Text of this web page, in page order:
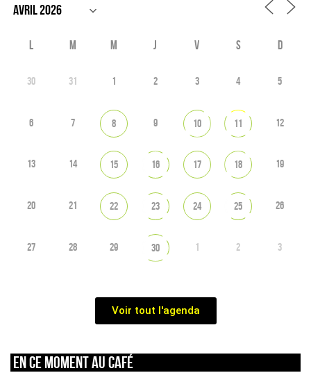
L M M J V S D
30 31 1 2 3 4 5
6 7 8 9 10 11 12
13 14 15 16 17 18 19
20 21 22 23 24 25 26
27 28 29 30 1 2 3
Voir tout l'agenda
En ce moment au café